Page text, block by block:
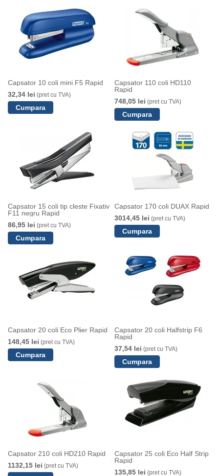
Capsator 10 coli mini F5 Rapid
32,34 lei (pret cu TVA)
Capsator 110 coli HD110
Rapid
748,05 lei (pret cu TVA)
Capsator 15 coli tip cleste Fixativ
F11 negru Rapid
86,95 lei (pret cu TVA)
Capsator 170 coli DUAX Rapid
3014,45 lei (pret cu TVA)
Capsator 20 coli Eco Plier Rapid
148,45 lei (pret cu TVA)
Capsator 20 coli Halfstrip F6
Rapid
37,54 lei (pret cu TVA)
Capsator 210 coli HD210 Rapid
1132,15 lei (pret cu TVA)
Capsator 25 coli Eco Half Strip
Rapid
135,85 lei (pret cu TVA)